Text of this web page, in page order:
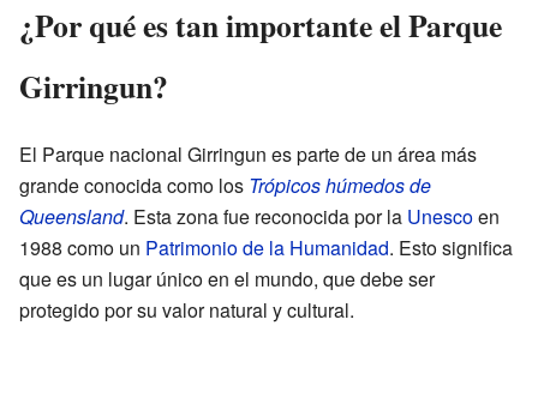
¿Por qué es tan importante el Parque
Girringun?
El Parque nacional Girringun es parte de un área más
grande conocida como los Trópicos húmedos de
Queensland. Esta zona fue reconocida por la Unescoen
1988 como un Patrimonio de la Humanidad. Esto significa
que es un lugar único en el mundo, que debe ser
protegido por su valor natural y cultural.